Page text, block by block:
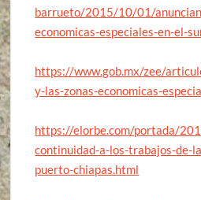
barrueto/2015/10/01/
economicas-especiales-en-el-
https://www.gob.mx/zee/
y-las-zonas-economicas-
https://elorbe.com/portada/
continuidad-a-los-trabajos-de-
puerto-chiapas.html